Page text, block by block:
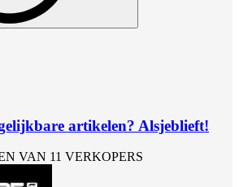
artikelen? Alsjeblieft!
VAN 11 VERKOPERS